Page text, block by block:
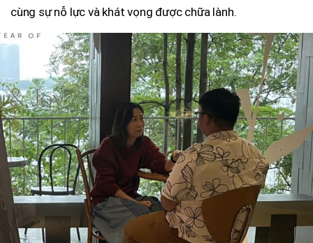
cùng sự nỗ lực và khát vọng được chữa lành.